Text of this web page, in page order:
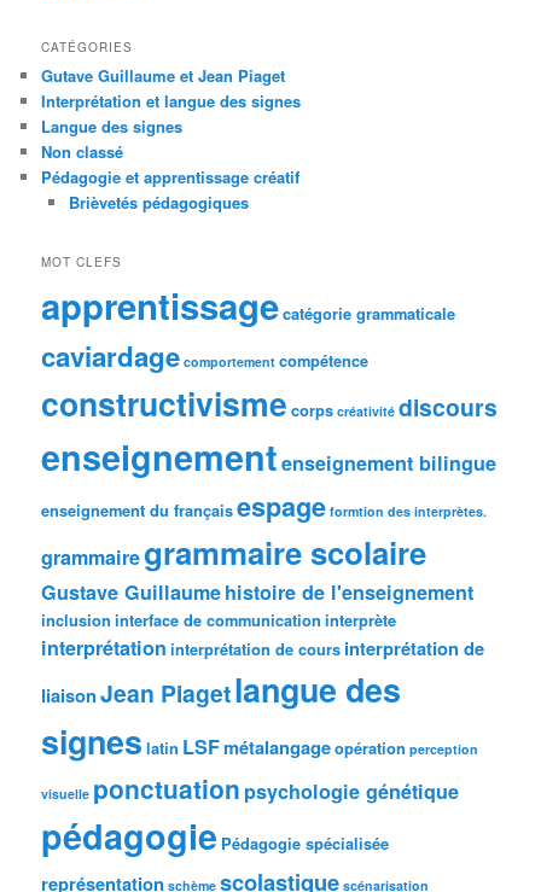
CATÉGORIES
Gutave Guillaume et Jean Piaget
Interprétation et langue des signes
Langue des signes
Non classé
Pédagogie et apprentissage créatif
Brièvetés pédagogiques
MOT CLEFS
apprentissagecatégorie grammaticale
caviardage comportement compétence
constructivisme corps créativité discours
enseignementenseignement bilingue
enseignement du françaisespage formtion des interprètes.
grammairegrammaire scolaire
Gustave Guillaumehistoire de l'enseignement
inclusion interface de communication interprète
interprétation interprétation de cours interprétation de
liaisonJean Piagetlangue des
signes latin LSFmétalangageopération perception
visuelle ponctuation psychologie génétique
pédagogie Pédagogie spécialisée
représentation schème scolastique scénarisation